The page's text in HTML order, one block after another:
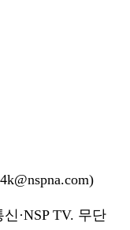
·NSP TV. 무단